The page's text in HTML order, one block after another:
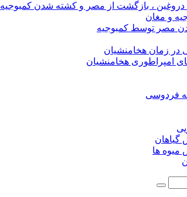
دروغین ، بازگشت از مصر و کشته شدن کمبوجیه
و مغان
مصر توسط کمبوجیه
در زمان هخامنشیان
امپراطوری هخامنشیان
فردوسی
گیاهان
میوه ها
جستجو